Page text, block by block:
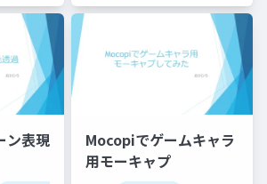
ン表現
Mocopiでゲームキャラ
用モーキャプ